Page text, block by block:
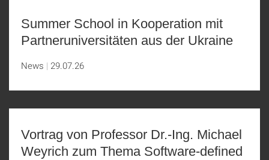
Summer School in Kooperation mit
Partneruniversitäten aus der Ukraine
News 29.07.26
Vortrag von Professor Dr.-Ing. Michael
Weyrich zum Thema Software-defined